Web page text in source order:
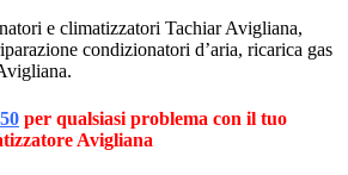
e climatizzatori Tachiar Avigliana,
condizionatori d’aria, ricarica gas
per qualsiasi problema con il tuo
Avigliana